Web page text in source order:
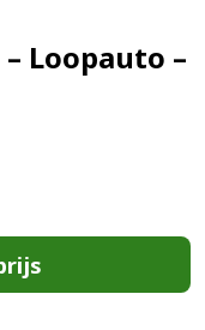
Loopauto –